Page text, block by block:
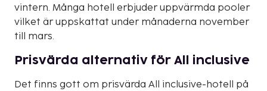
vintern. Många hotell erbjuder uppvärmda pooler
vilket är uppskattat under månaderna november
till mars.
Prisvärda alternativ för All inclusive
Det finns gott om prisvärda All inclusive-hotell på